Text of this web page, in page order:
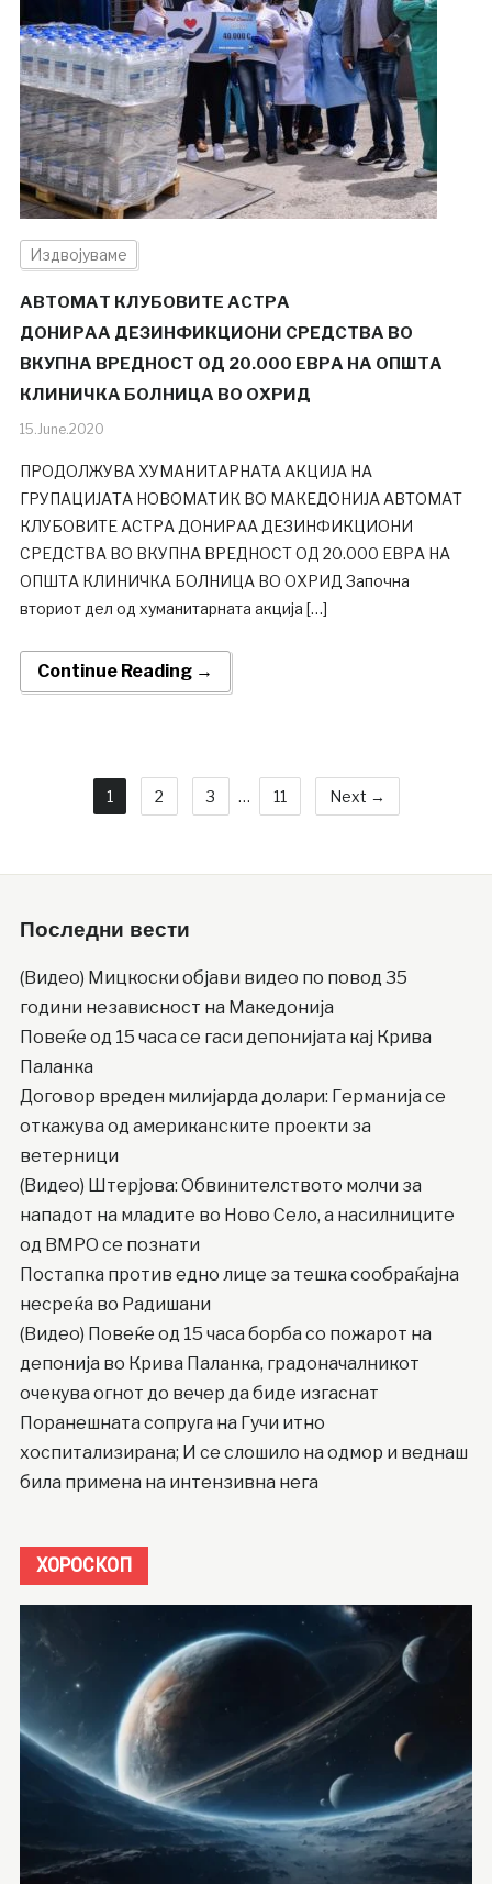
Издвојуваме
АВТОМАТ КЛУБОВИТЕ АСТРА
ДОНИРАА ДЕЗИНФИКЦИОНИ СРЕДСТВА ВО
ВКУПНА ВРЕДНОСТ ОД 20.000 ЕВРА НА ОПШТА
КЛИНИЧКА БОЛНИЦА ВО ОХРИД
15.June.2020
ПРОДОЛЖУВА ХУМАНИТАРНАTA АКЦИЈА НА
ГРУПАЦИЈАТА НОВОМАТИК ВО МАКЕДОНИЈА АВТОМАТ
КЛУБОВИТЕ АСТРА ДОНИРАА ДЕЗИНФИКЦИОНИ
СРЕДСТВА ВО ВКУПНА ВРЕДНОСТ ОД 20.000 ЕВРА НА
ОПШТА КЛИНИЧКА БОЛНИЦА ВО ОХРИД Започна
вториот дел од хуманитарната акција […]
Continue Reading →
1 2 3 … 11 Next →
Последни вести
(Видео) Мицкоски објави видео по повод 35
години независност на Македонија
Повеќе од 15 часа се гаси депонијата кај Крива
Паланка
Договор вреден милијарда долари: Германија се
откажува од американските проекти за
ветерници
(Видео) Штерјова: Обвинителството молчи за
нападот на младите во Ново Село, а насилниците
од ВМРО се познати
Постапка против едно лице за тешка сообраќајна
несреќа во Радишани
(Видео) Повеќе од 15 часа борба со пожарот на
депонија во Крива Паланка, градоначалникот
очекува огнот до вечер да биде изгаснат
Поранешната сопруга на Гучи итно
хоспитализирана; И се слошило на одмор и веднаш
била примена на интензивна нега
ХОРОСКОП